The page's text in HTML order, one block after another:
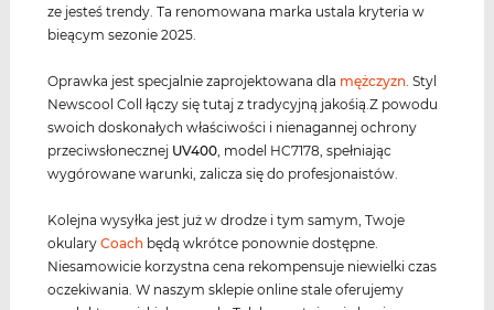
ze jesteś trendy. Ta renomowana marka ustala kryteria w
bieącym sezonie 2025.
Oprawka jest specjalnie zaprojektowana dla mężczyzn. Styl
Newscool Coll łączy się tutaj z tradycyjną jakośią.Z powodu
swoich doskonałych właściwości i nienagannej ochrony
przeciwsłonecznej UV400, model HC7178, spełniając
wygórowane warunki, zalicza się do profesjonaistów.
Kolejna wysyłka jest już w drodze i tym samym, Twoje
okularyCoach będą wkrótce ponownie dostępne.
Niesamowicie korzystna cena rekompensuje niewielki czas
oczekiwania. W naszym sklepie online stale oferujemy